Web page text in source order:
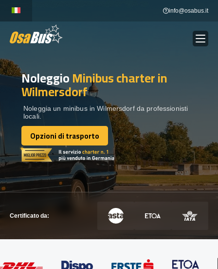
content
info@osabus.it
NOLEGGIO AUTOBUS Show dropdown
DESTINAZIONI
FLOTTA
METTITI IN CONTATTO
METTITI IN CONTATTO
NoleggioMinibus charterin
Wilmersdorf
Noleggia un minibus in Wilmersdorf da professionisti
locali.
Opzioni di trasporto
Opzioni di trasporto
Certificato da: